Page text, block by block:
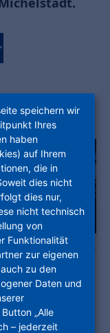
Michelstadt
in
speichern wir
Ihres
haben
auf Ihrem
die in
dies nicht
dies nur,
nicht technisch
von
Funktionalität
zur eigenen
zu den
Daten und
„Alle
– jederzeit